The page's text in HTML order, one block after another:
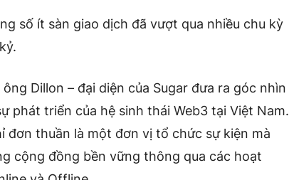
số ít sàn giao dịch đã vượt qua nhiều chu kỳ
Dillon – đại diện của Sugar đưa ra góc nhìn
phát triển của hệ sinh thái Web3 tại Việt Nam.
đơn thuần là một đơn vị tổ chức sự kiện mà
cộng đồng bền vững thông qua các hoạt